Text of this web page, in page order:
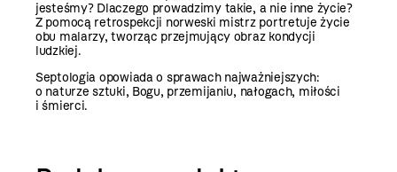
jesteśmy? Dlaczego prowadzimy takie, a nie inne życie?
Z pomocą retrospekcji norweski mistrz portretuje życie
obu malarzy, tworząc przejmujący obraz kondycji
ludzkiej.
Septologia opowiada o sprawach najważniejszych:
o naturze sztuki, Bogu, przemijaniu, nałogach, miłości
i śmierci.